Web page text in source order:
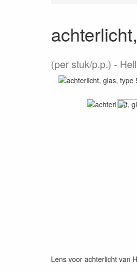
(per stuk/p.p.)
Lens voor achterlicht van